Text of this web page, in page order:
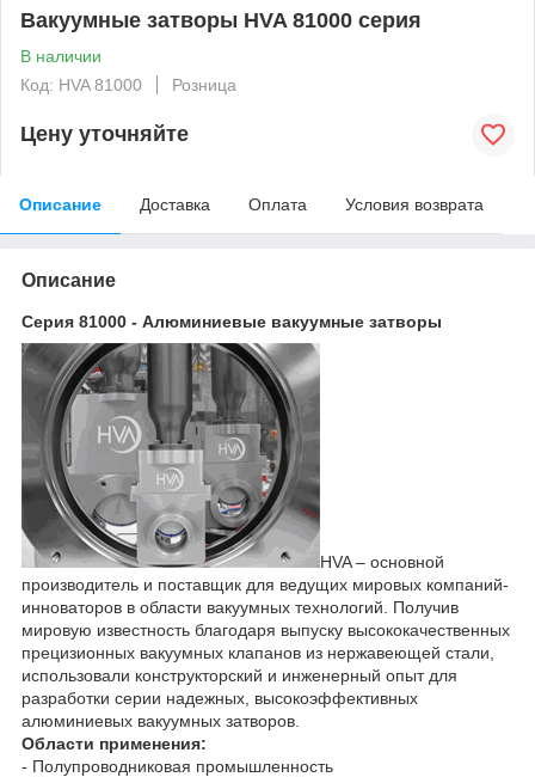
Вакуумные затворы HVA 81000 серия
В наличии
Код: HVA 81000
Розница
Цену уточняйте
Описание Доставка Оплата Условия возврата
Описание
Серия 81000 - Алюминиевые вакуумные затворы
HVA – основной
производитель и поставщик для ведущих мировых компаний-
инноваторов в области вакуумных технологий. Получив
мировую известность благодаря выпуску высококачественных
прецизионных вакуумных клапанов из нержавеющей стали,
использовали конструкторский и инженерный опыт для
разработки серии надежных, высокоэффективных
алюминиевых вакуумных затворов.
Области применения:
- Полупроводниковая промышленность